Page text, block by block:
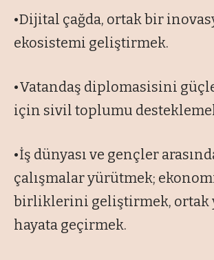
•Dijital çağda, ortak bir
ekosistemi geliştirmek.
•Vatandaş diplomasisini
için sivil toplumu
•İş dünyası ve gençler
çalışmalar yürütmek;
birliklerini geliştirmek, ortak
hayata geçirmek.